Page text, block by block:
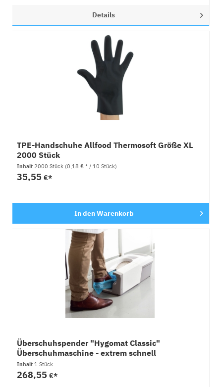
Details
TPE-Handschuhe Allfood Thermosoft Größe XL
2000 Stück
Inhalt2000 Stück (0,18 € * / 10 Stück)
35,55€*
In denWarenkorb
Überschuhspender "Hygomat Classic"
Überschuhmaschine - extrem schnell
Inhalt1 Stück
268,55€*